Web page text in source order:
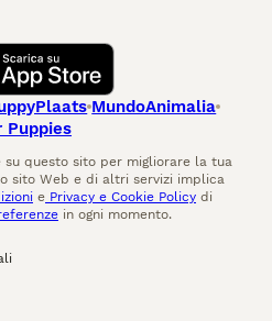
MundoAnimalia
Puppies
questo sito per migliorare la tua
sito Web e di altri servizi implica
e Privacy e Cookie Policy di
in ogni momento.